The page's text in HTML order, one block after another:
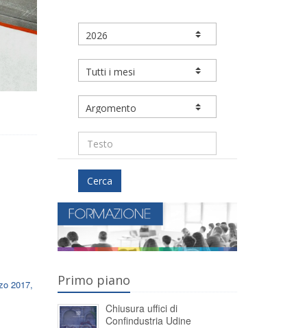
2017,
Cerca
Primo piano
Chiusura uffici di
Confindustria Udine